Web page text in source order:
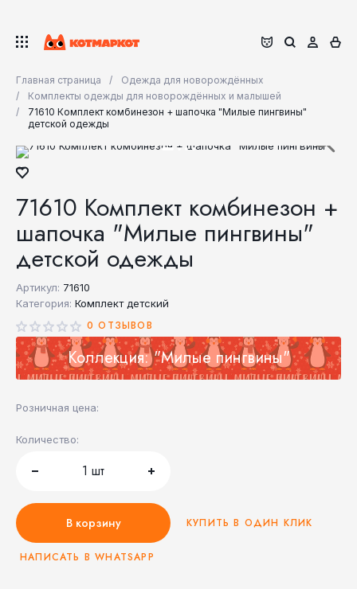
Главная страница
Одежда для новорождённых
Комплекты одежды для новорождённых и малышей
71610 Комплект комбинезон + шапочка "Милые пингвины"
детской одежды
71610 Комплект комбинезон +
шапочка "Милые пингвины"
детской одежды
Артикул: 71610
Категория: Комплект детский
0 ОТЗЫВОВ
Коллекция: "Милые пингвины"
Розничная цена:
Количество:
1 шт
В корзину КУПИТЬ В ОДИН КЛИК
НАПИСАТЬ В WHATSAPP